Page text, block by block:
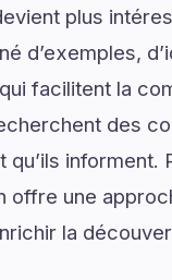
plus
d’exemples,
facilitent la
des
qu’ils informent.
offre une
la